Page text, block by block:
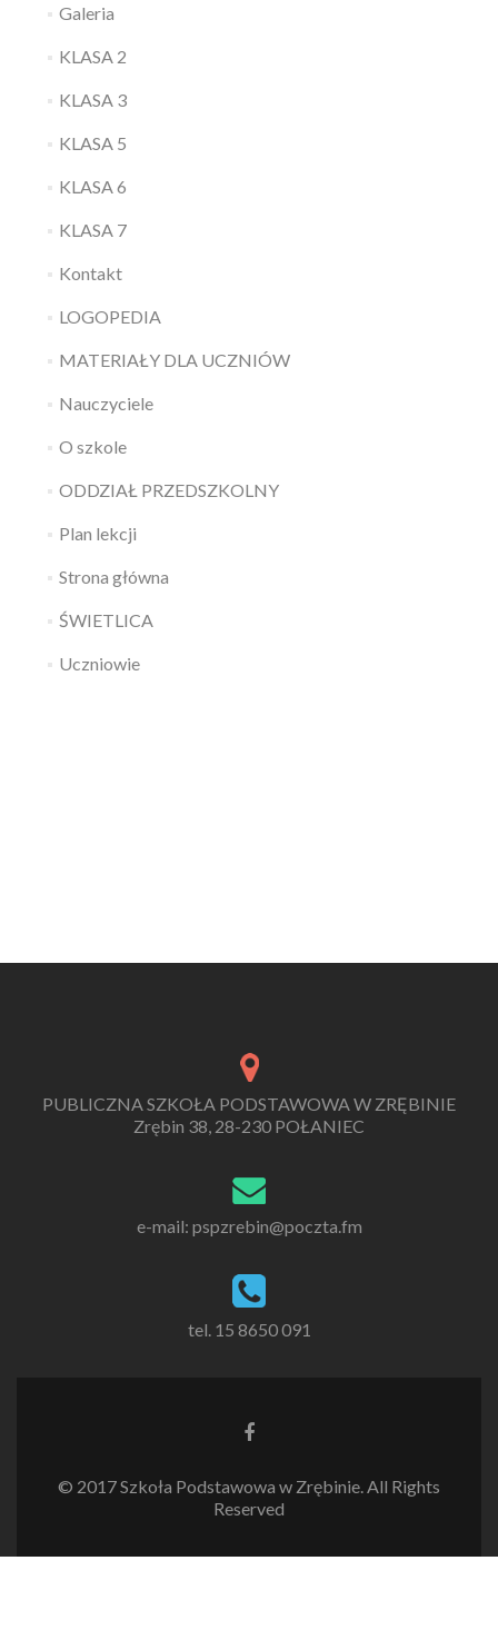
Galeria
KLASA 2
KLASA 3
KLASA 5
KLASA 6
KLASA 7
Kontakt
LOGOPEDIA
MATERIAŁY DLA UCZNIÓW
Nauczyciele
O szkole
ODDZIAŁ PRZEDSZKOLNY
Plan lekcji
Strona główna
ŚWIETLICA
Uczniowie
PUBLICZNA SZKOŁA PODSTAWOWA W ZRĘBINIE
Zrębin 38, 28-230 POŁANIEC
e-mail: pspzrebin@poczta.fm
tel. 15 8650 091
Link
© 2017 Szkoła Podstawowa w Zrębinie. All Rights
Reserved